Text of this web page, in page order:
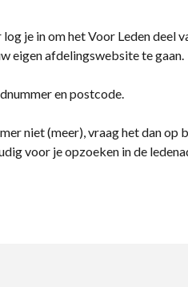
je in om het Voor Leden deel
eigen afdelingswebsite te gaan.
en postcode.
niet (meer), vraag het dan op
voor je opzoeken in de